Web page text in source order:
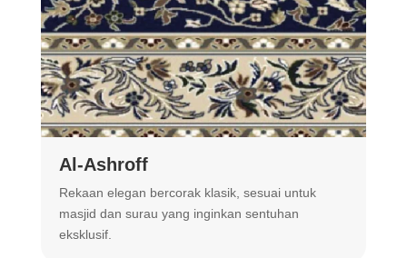
Al-Ashroff
Rekaan elegan bercorak klasik, sesuai untuk
masjid dan surau yang inginkan sentuhan
eksklusif.